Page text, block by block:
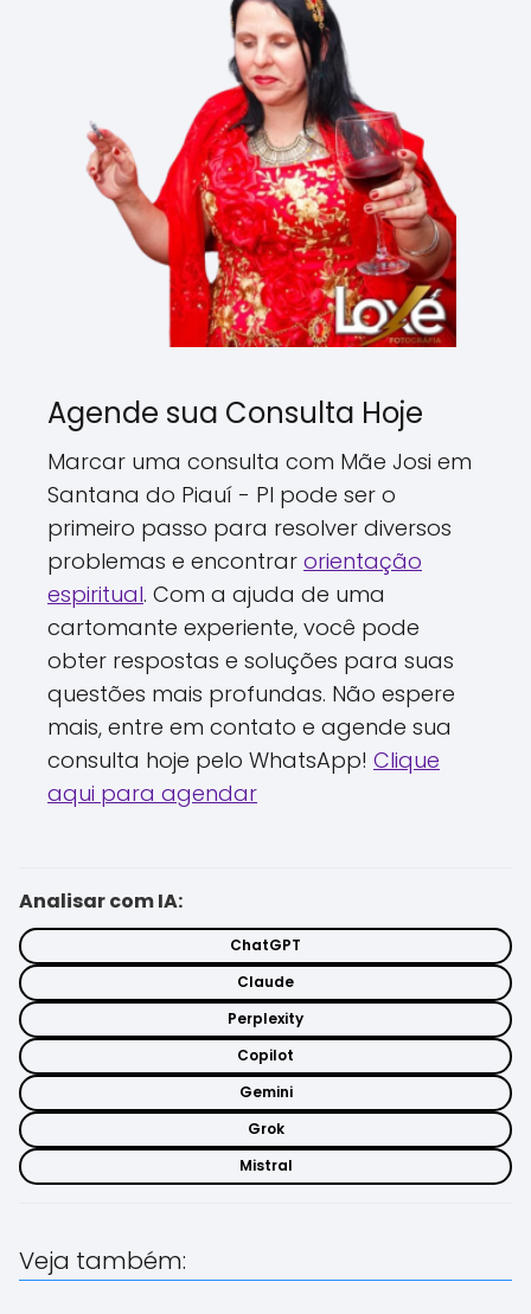
Agende sua Consulta Hoje
Marcar uma consulta com Mãe Josi em
Santana do Piauí - PI pode ser o
primeiro passo para resolver diversos
problemas e encontrar orientação
espiritual. Com a ajuda de uma
cartomante experiente, você pode
obter respostas e soluções para suas
questões mais profundas. Não espere
mais, entre em contato e agende sua
consulta hoje pelo WhatsApp! Clique
aqui para agendar
Analisar com IA:
ChatGPT
Claude
Perplexity
Copilot
Gemini
Grok
Mistral
Veja também: